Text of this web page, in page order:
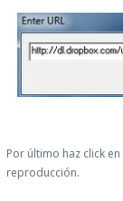
Por último haz click en
reproducción.